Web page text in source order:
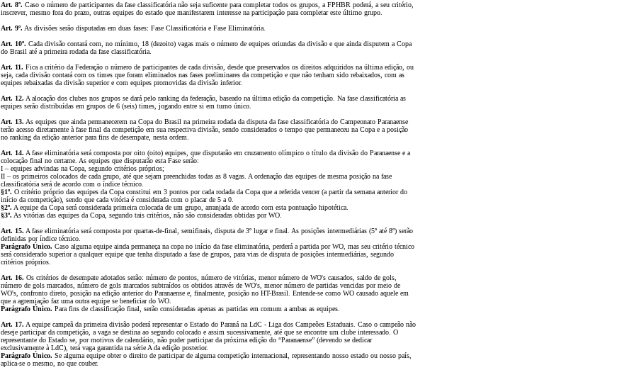
Art. 8º. Caso o número de participantes da fase classificatória não seja suficente para completar todos os grupos, a FPHBR poderá, a seu critério,
inscrever, mesmo fora do prazo, outras equipes do estado que manifestarem interesse na participação para completar este último grupo.
Art. 9º. As divisões serão disputadas em duas fases: Fase Classificatória e Fase Eliminatória.
Art. 10º. Cada divisão contará com, no mínimo, 18 (dezoito) vagas mais o número de equipes oriundas da divisão e que ainda disputem a Copa
do Brasil até a primeira rodada da fase classificatória.
Art. 11. Fica a critério da Federação o número de participantes de cada divisão, desde que preservados os direitos adquiridos na última edição, ou
seja, cada divisão contará com os times que foram eliminados nas fases preliminares da competição e que não tenham sido rebaixados, com as
equipes rebaixadas da divisão superior e com equipes promovidas da divisão inferior.
Art. 12. A alocação dos clubes nos grupos se dará pelo ranking da federação, baseado na última edição da competição. Na fase classificatória as
equipes serão distribuídas em grupos de 6 (seis) times, jogando entre si em turno único.
Art. 13. As equipes que ainda permanecerem na Copa do Brasil na primeira rodada da disputa da fase classificatória do Campeonato Paranaense
terão acesso diretamente à fase final da competição em sua respectiva divisão, sendo considerados o tempo que permaneceu na Copa e a posição
no ranking da edição anterior para fins de desempate, nesta ordem.
Art. 14. A fase eliminatória será composta por oito (oito) equipes, que disputarão em cruzamento olímpico o título da divisão do Paranaense e a
colocação final no certame. As equipes que disputarão esta Fase serão:
I – equipes advindas na Copa, segundo critérios próprios;
II – os primeiros colocados de cada grupo, até que sejam preenchidas todas as 8 vagas. A ordenação das equipes de mesma posição na fase
classificatória será de acordo com o índice técnico.
§1º. O critério próprio das equipes da Copa constitui em 3 pontos por cada rodada da Copa que a referida vencer (a partir da semana anterior do
início da competição), sendo que cada vitória é considerada com o placar de 5 a 0.
§2º. A equipe da Copa será considerada primeira colocada de um grupo, arranjada de acordo com esta pontuação hipotética.
§3º. As vitórias das equipes da Copa, segundo tais critérios, não são consideradas obtidas por WO.
Art. 15. A fase eliminatória será composta por quartas-de-final, semifinais, disputa de 3º lugar e final. As posições intermediárias (5º até 8º) serão
definidas por índice técnico.
Parágrafo Único. Caso alguma equipe ainda permaneça na copa no início da fase eliminatória, perderá a partida por WO, mas seu critério técnico
será considerado superior a qualquer equipe que tenha disputado a fase de grupos, para vias de disputa de posições intermediárias, segundo
critérios próprios.
Art. 16. Os critérios de desempate adotados serão: número de pontos, número de vitórias, menor número de WO's causados, saldo de gols,
número de gols marcados, número de gols marcados subtraídos os obtidos através de WO's, menor número de partidas vencidas por meio de
WO's, confronto direto, posição na edição anterior do Paranaense e, finalmente, posição no HT-Brasil. Entende-se como WO causado aquele em
que a agremiação faz uma outra equipe se beneficiar do WO.
Parágrafo Único. Para fins de classificação final, serão consideradas apenas as partidas em comum a ambas as equipes.
Art. 17. A equipe campeã da primeira divisão poderá representar o Estado do Paraná na LdC - Liga dos Campeões Estaduais. Caso o campeão não
deseje participar da competição, a vaga se destina ao segundo colocado e assim sucessivamente, até que se encontre um clube interessado. O
representante do Estado se, por motivos de calendário, não puder participar da próxima edição do “Paranaense” (devendo se dedicar
exclusivamente à LdC), terá vaga garantida na série A da edição posterior.
Parágrafo Único. Se alguma equipe obter o direito de participar de alguma competição internacional, representando nosso estado ou nosso país,
aplica-se o mesmo, no que couber.